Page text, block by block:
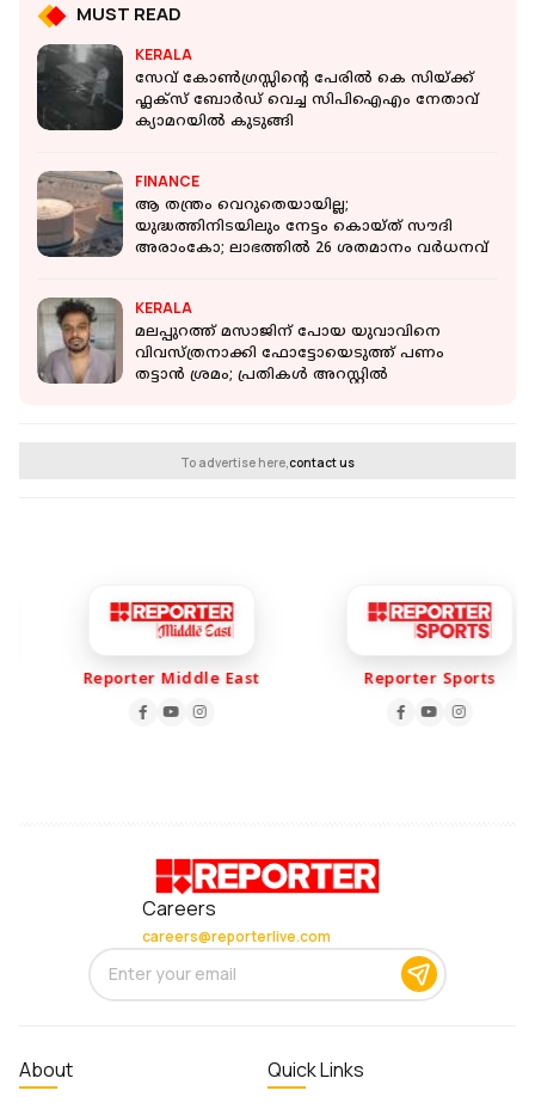
MUST READ
KERALA
സേവ് കോൺഗ്രസ്സിന്‍റെ പേരിൽ കെ സിയ്ക്ക്
ഫ്ലക്സ് ബോര്‍ഡ് വെച്ച സിപിഐഎം നേതാവ്
ക്യാമറയിൽ കുടുങ്ങി
FINANCE
ആ തന്ത്രം വെറുതെയായില്ല;
യുദ്ധത്തിനിടയിലും നേട്ടം കൊയ്ത് സൗദി
അരാംകോ; ലാഭത്തിൽ 26 ശതമാനം വർധനവ്
KERALA
മലപ്പുറത്ത് മസാജിന് പോയ യുവാവിനെ
വിവസ്ത്രനാക്കി ഫോട്ടോയെടുത്ത് പണം
തട്ടാൻ ശ്രമം; പ്രതികൾ അറസ്റ്റിൽ
To advertise here,contact us
Reporter Middle East Reporter Sports
Careers
careers@reporterlive.com
About Quick Links